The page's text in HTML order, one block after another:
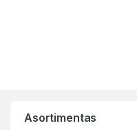
Asortimentas